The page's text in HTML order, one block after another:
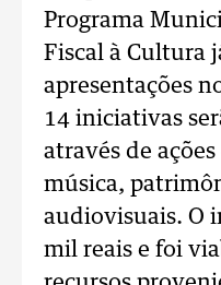
Programa
Fiscal à Cultura
apresentações
14 iniciativas
através de
música,
audiovisuais. O
mil reais e foi